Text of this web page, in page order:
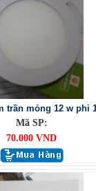
trần mỏng 12 w phi
Mã SP:
70.000 VND